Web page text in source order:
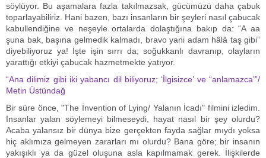
söylüyor. Bu aşamalara fazla takılmazsak, gücümüzü daha çabuk
toparlayabiliriz. Hani bazen, bazı insanların bir şeyleri nasıl çabucak
kabullendiğine ve neşeyle ortalarda dolaştığına bakıp da: “A aa
şuna bak, başına gelmedik kalmadı, bravo yani adam hâlâ taş gibi”
diyebiliyoruz ya! İşte işin sırrı da; soğukkanlı davranıp, olayların
yarattığı etkiyi çabucak hazmetmekte yatıyor.
“Ana dilimiz gibi iki yabancı dil biliyoruz; ‘İlgisizce’ ve “anlamazca’”/
Metin Üstündağ
Bir süre önce, "The İnvention of Lying/ Yalanın İcadı" filmini izledim.
İnsanlar yalan söylemeyi bilmeseydi, hayat nasıl bir şey olurdu?
Acaba yalansız bir dünya bize gerçekten fayda sağlar mıydı yoksa
hiç aklımıza gelmeyen zararları mı olurdu? Bana göre; bir insanın
yakışıklı ya da güzel oluşuna asla kapılmamak gerek. İlişkilerde